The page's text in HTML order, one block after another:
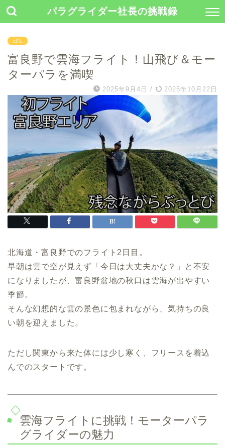
パラグライダー社長の挑戦録
日記
富良野で雲海フライト！山飛び＆モー
ターパラを満喫
2025年9月4日 / 2025年10月22日
北海道・富良野でのフライト2日目。
早朝は雲で空が見えず「今日は大丈夫かな？」と不安
になりましたが、富良野盆地の秋口は雲海が出やすい
季節。
そんな幻想的な雲の景色に包まれながら、気持ちの良
い朝を迎えました。
ただし関東から来た体には少し寒く、フリースを着込
んでのスタートです。
雲海フライトに挑戦！モーターパラ
グライダーの魅力